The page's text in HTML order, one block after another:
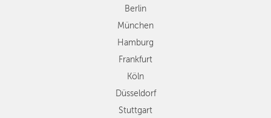
Düsseldorf
Stuttgart
Essen
Dresden
Nürnberg
Wien
Berlin
München
Hamburg
Frankfurt
Köln
Düsseldorf
Stuttgart